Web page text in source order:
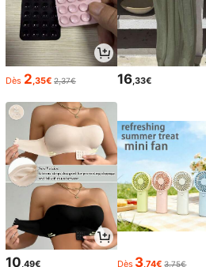
Dès 2,35€ 2,37€ 16,33€
10,49€ Dès 3,74€ 3,75€